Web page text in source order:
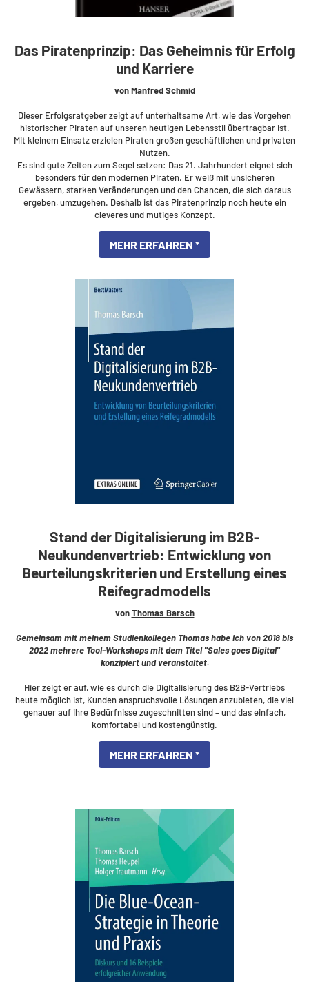
Das Piratenprinzip: Das Geheimnis für Erfolg
und Karriere
vonManfred Schmid
Dieser Erfolgsratgeber zeigt auf unterhaltsame Art, wie das Vorgehen
historischer Piraten auf unseren heutigen Lebensstil übertragbar ist.
Mit kleinem Einsatz erzielen Piraten großen geschäftlichen und privaten
Nutzen.
Es sind gute Zeiten zum Segel setzen: Das 21. Jahrhundert eignet sich
besonders für den modernen Piraten. Er weiß mit unsicheren
Gewässern, starken Veränderungen und den Chancen, die sich daraus
ergeben, umzugehen. Deshalb ist das Piratenprinzip noch heute ein
cleveres und mutiges Konzept.
MEHR ERFAHREN *
Stand der Digitalisierung im B2B-
Neukundenvertrieb: Entwicklung von
Beurteilungskriterien und Erstellung eines
Reifegradmodells
vonThomas Barsch
Gemeinsam mit meinem Studienkollegen Thomas habe ich von 2018 bis
2022 mehrere Tool-Workshops mit dem Titel "Sales goes Digital"
konzipiert und veranstaltet.
Hier zeigt er auf, wie es durch die Digitalisierung des B2B-Vertriebs
heute möglich ist, Kunden anspruchs­volle Lösungen anzubieten, die viel
genauer auf ihre Bedürfnisse zugeschnitten sind – und das einfach,
komfortabel und kostengünstig.
MEHR ERFAHREN *